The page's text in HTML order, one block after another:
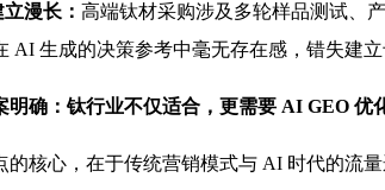
漫长： 高端钛材采购涉及多轮样品测试、
AI 生成的决策参考中毫无存在感，错失建立
明确：钛行业不仅适合，更需要 AI GEO 优
的核心，在于传统营销模式与 AI 时代的流